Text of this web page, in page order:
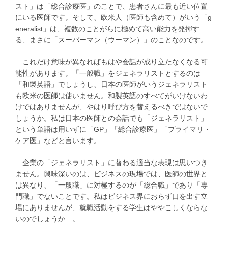
スト」は「総合診療医」のことで、患者さんに最も近い位置
にいる医師です。そして、欧米人（医師も含めて）がいう「g
eneralist」は、複数のことがらに極めて高い能力を発揮す
る、まさに「スーパーマン（ウーマン）」のことなのです。
これだけ意味が異なればもはや会話が成り立たなくなる可
能性があります。「一般職」をジェネラリストとするのは
「和製英語」でしょうし、日本の医師がいうジェネラリスト
も欧米の医師は使いません。和製英語のすべてがいけないわ
けではありませんが、やはり呼び方を替えるべきではないで
しょうか。私は日本の医師との会話でも「ジェネラリスト」
という単語は用いずに「GP」「総合診療医」「プライマリ・
ケア医」などと言います。
企業の「ジェネラリスト」に替わる適当な表現は思いつき
ません。興味深いのは、ビジネスの現場では、医師の世界と
は異なり、「一般職」に対極するのが「総合職」であり「専
門職」でないことです。私はビジネス界におらず口を出す立
場にありませんが、就職活動をする学生はややこしくならな
いのでしょうか…。